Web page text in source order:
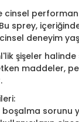
cinsel
sprey,
deneyim
şişeler halinde
maddeler,
boşalma